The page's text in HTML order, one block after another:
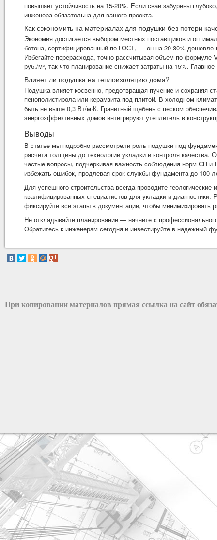
повышает устойчивость на 15-20%. Если сваи забурены
инженера обязательна для вашего проекта.
Как сэкономить на материалах для подушки без потери
Экономия достигается выбором местных поставщиков и
бетона, сертифицированный по ГОСТ, — он на 20-30% дешевле
Избегайте перерасхода, точно рассчитывая объем по
руб./м³, так что планирование снижает затраты на 15%.
Влияет ли подушка на теплоизоляцию дома?
Подушка влияет косвенно, предотвращая пучение и сохраняя
пенополистирола или керамзита под плитой. В холодном
быть не выше 0,3 Вт/м·К. Гранитный щебень с песком
энергоэффективных домов интегрируют утеплитель в
Выводы
В статье мы подробно рассмотрели роль подушки под
расчета толщины до технологии укладки и контроля
частые вопросы, подчеркивая важность соблюдения норм СП и
избежать ошибок, продлевая срок службы фундамента до 100
Для успешного строительства всегда проводите
квалифицированных специалистов для укладки и диагностики.
фиксируйте все этапы в документации, чтобы минимизировать
Не откладывайте планирование — начните с
Обратитесь к инженерам сегодня и инвестируйте в надежный
При копировании материалов прямая ссылка на сайт